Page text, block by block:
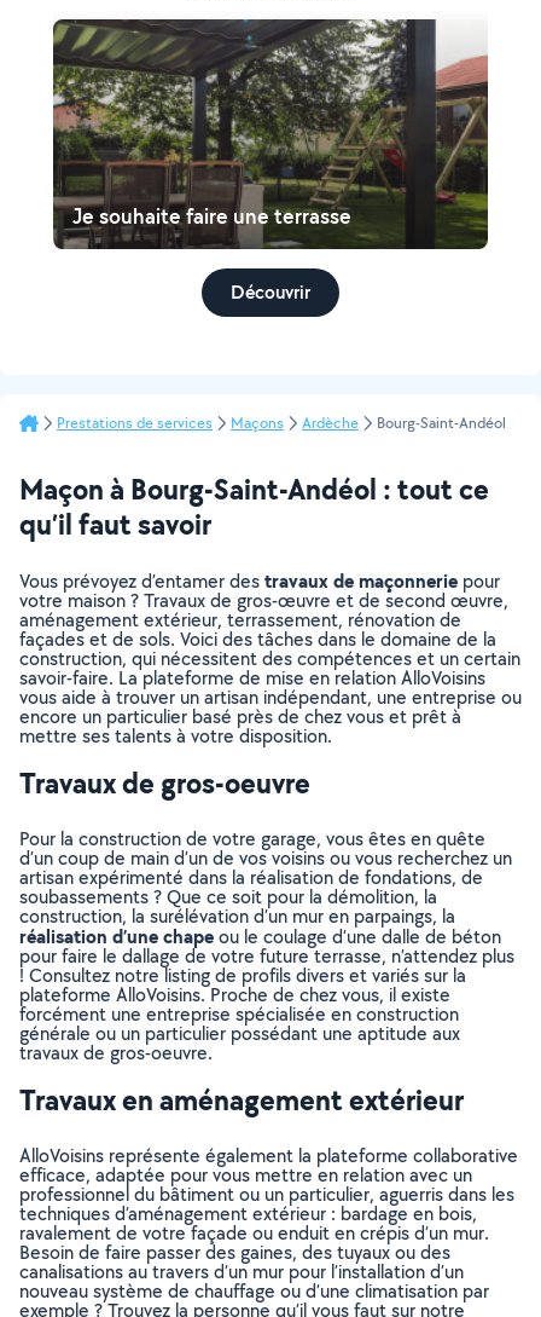
Je souhaite faire une terrasse
Découvrir
Prestations de services Maçons Ardèche Bourg-Saint-Andéol
Maçon à Bourg-Saint-Andéol : tout ce
qu’il faut savoir
Vous prévoyez d’entamer destravaux de maçonnerie pour
votre maison ? Travaux de gros-œuvre et de second œuvre,
aménagement extérieur, terrassement, rénovation de
façades et de sols. Voici des tâches dans le domaine de la
construction, qui nécessitent des compétences et un certain
savoir-faire. La plateforme de mise en relation AlloVoisins
vous aide à trouver un artisan indépendant, une entreprise ou
encore un particulier basé près de chez vous et prêt à
mettre ses talents à votre disposition.
Travaux de gros-oeuvre
Pour la construction de votre garage, vous êtes en quête
d’un coup de main d’un de vos voisins ou vous recherchez un
artisan expérimenté dans la réalisation de fondations, de
soubassements ? Que ce soit pour la démolition, la
construction, la surélévation d’un mur en parpaings, la
réalisation d’une chapeou le coulage d’une dalle de béton
pour faire le dallage de votre future terrasse, n’attendez plus
! Consultez notre listing de profils divers et variés sur la
plateforme AlloVoisins. Proche de chez vous, il existe
forcément une entreprise spécialisée en construction
générale ou un particulier possédant une aptitude aux
travaux de gros-oeuvre.
Travaux en aménagement extérieur
AlloVoisins représente également la plateforme collaborative
efficace, adaptée pour vous mettre en relation avec un
professionnel du bâtiment ou un particulier, aguerris dans les
techniques d’aménagement extérieur : bardage en bois,
ravalement de votre façade ou enduit en crépis d’un mur.
Besoin de faire passer des gaines, des tuyaux ou des
canalisations au travers d’un mur pour l’installation d’un
nouveau système de chauffage ou d’une climatisation par
exemple ? Trouvez la personne qu’il vous faut sur notre